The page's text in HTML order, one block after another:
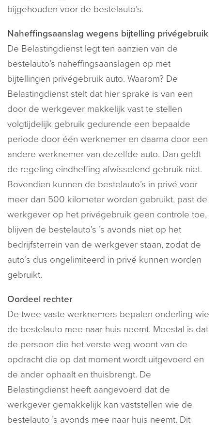
bijgehouden voor de bestelauto’s.
Naheffingsaanslag wegens bijtelling privégebruik
De Belastingdienst legt ten aanzien van de
bestelauto’s naheffingsaanslagen op met
bijtellingen privégebruik auto. Waarom? De
Belastingdienst stelt dat hier sprake is van een
door de werkgever makkelijk vast te stellen
volgtijdelijk gebruik gedurende een bepaalde
periode door één werknemer en daarna door een
andere werknemer van dezelfde auto. Dan geldt
de regeling eindheffing afwisselend gebruik niet.
Bovendien kunnen de bestelauto’s in privé voor
meer dan 500 kilometer worden gebruikt, past de
werkgever op het privégebruik geen controle toe,
blijven de bestelauto’s ’s avonds niet op het
bedrijfsterrein van de werkgever staan, zodat de
auto’s dus ongelimiteerd in privé kunnen worden
gebruikt.
Oordeel rechter
De twee vaste werknemers bepalen onderling wie
de bestelauto mee naar huis neemt. Meestal is dat
de persoon die het verste weg woont van de
opdracht die op dat moment wordt uitgevoerd en
de ander ophaalt en thuisbrengt. De
Belastingdienst heeft aangevoerd dat de
werkgever gemakkelijk kan vaststellen wie de
bestelauto ’s avonds mee naar huis neemt. Dit